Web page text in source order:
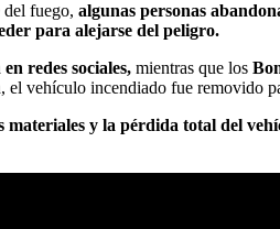
del fuego, algunas personas
para alejarse del peligro.
redes sociales, mientras que los
el vehículo incendiado fue removido
materiales y la pérdida total del